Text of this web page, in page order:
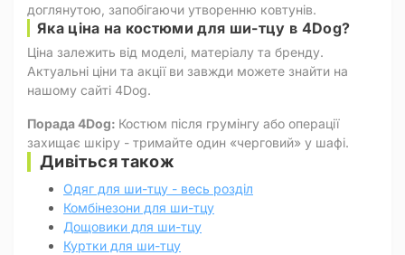
доглянутою, запобігаючи утворенню ковтунів.
Яка ціна на костюми для ши-тцу в 4Dog?
Ціна залежить від моделі, матеріалу та бренду.
Актуальні ціни та акції ви завжди можете знайти на
нашому сайті 4Dog.
Порада 4Dog: Костюм після грумінгу або операції
захищає шкіру - тримайте один «черговий» у шафі.
Дивіться також
Одяг для ши-тцу - весь розділ
Комбінезони для ши-тцу
Дощовики для ши-тцу
Куртки для ши-тцу